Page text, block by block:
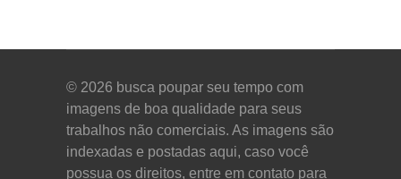
© 2026 busca poupar seu tempo com
imagens de boa qualidade para seus
trabalhos não comerciais. As imagens são
indexadas e postadas aqui, caso você
possua os direitos, entre em contato para